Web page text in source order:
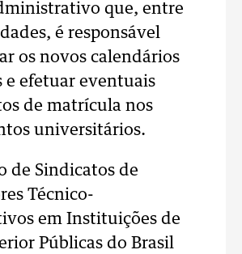
que, entre
é responsável
os novos calendários
e efetuar eventuais
de matrícula nos
universitários.
de Sindicatos de
Técnico-
em Instituições de
Públicas do Brasil